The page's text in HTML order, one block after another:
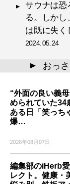
サウナは恐
る。しか
は既に失
2024.05.24
▲ おっ
“外面の良い義
められていた34
ある日「笑っち
爆…
2026年08月07日
編集部のiHerb
レクト。健康・